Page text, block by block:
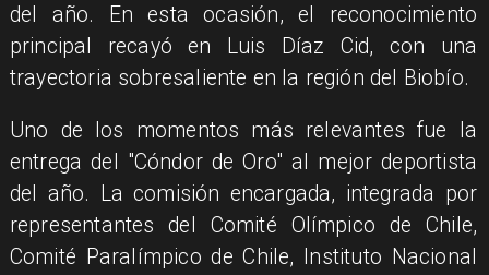
del año. En esta ocasión, el reconocimiento
principal recayó en Luis Díaz Cid, con una
trayectoria sobresaliente en la región del Biobío.
Uno de los momentos más relevantes fue la
entrega del "Cóndor de Oro" al mejor deportista
del año. La comisión encargada, integrada por
representantes del Comité Olímpico de Chile,
Comité Paralímpico de Chile, Instituto Nacional